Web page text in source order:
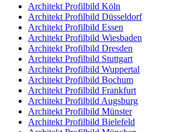
Architekt Profilbild Köln
Architekt Profilbild Düsseldorf
Architekt Profilbild Essen
Architekt Profilbild Wiesbaden
Architekt Profilbild Dresden
Architekt Profilbild Stuttgart
Architekt Profilbild Wuppertal
Architekt Profilbild Bochum
Architekt Profilbild Frankfurt
Architekt Profilbild Augsburg
Architekt Profilbild Münster
Architekt Profilbild Bielefeld